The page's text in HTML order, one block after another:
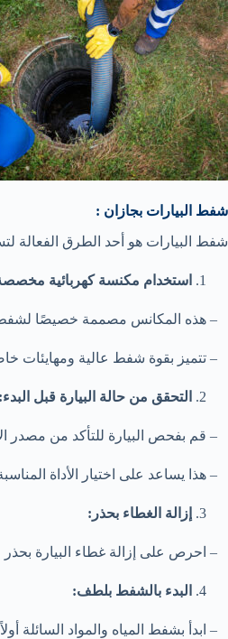
شفط البيارات بجازان :
شفط البيارات هو أحد الطرق الفعالة
استخدام مكنسة كهربائية
– هذه المكانس مصممة خصيصًا لشفط
– تتميز بقوة شفط عالية ومهايئات
التحقق من حالة البيارة قبل البدء:
– قم بفحص البيارة للتأكد من مصدر
– هذا يساعد على اختيار الأداة
إزالة الغطاء بحذر:
– احرص على إزالة غطاء البيارة بحذر
البدء بالشفط بلطف:
– ابدأ بشفط المياه والمواد السائلة